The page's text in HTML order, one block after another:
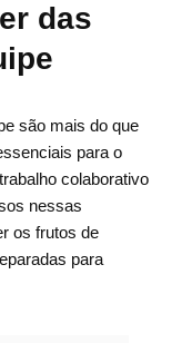
das
são mais do que
para o
colaborativo
nessas
os frutos de
para